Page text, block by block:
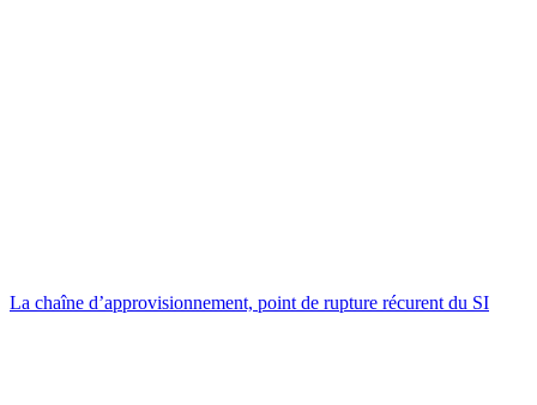
La chaîne d’approvisionnement, point de rupture récurent du SI